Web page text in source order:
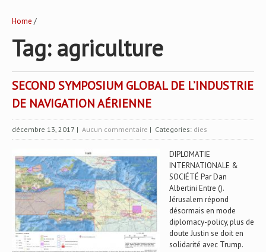
Home /
Tag: agriculture
SECOND SYMPOSIUM GLOBAL DE L’INDUSTRIE
DE NAVIGATION AÉRIENNE
décembre 13, 2017 | Aucun commentaire | Categories: dies
DIPLOMATIE
INTERNATIONALE &
SOCIÉTÉ Par Dan
Albertini Entre ().
Jérusalem répond
désormais en mode
diplomacy-policy, plus de
doute Justin se doit en
solidarité avec Trump.